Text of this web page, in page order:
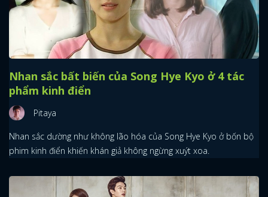
Nhan sắc bất biến của Song Hye Kyo ở 4 tác
phẩm kinh điển
Pitaya
Nhan sắc dường như không lão hóa của Song Hye Kyo ở bốn bộ
phim kinh điển khiến khán giả không ngừng xuýt xoa.